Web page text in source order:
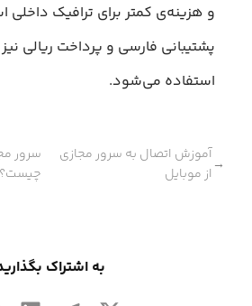
و هزینه‌ی کمتر برای ترافیک داخلی
پشتیبانی فارسی و پرداخت ریالی
استفاده می‌شود.
→
آموزش اتصال به سرور مجازی
از موبایل
سرور
چیست؟
به اشتراک